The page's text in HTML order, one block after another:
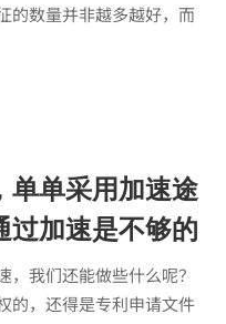
的数量并非越多越好，而
单单采用加速途
加速是不够的
我们还能做些什么呢？
的，还得是专利申请文件